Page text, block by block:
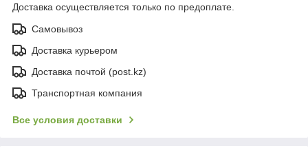
Доставка осуществляется только по предоплате.
Самовывоз
Доставка курьером
Доставка почтой (post.kz)
Транспортная компания
Все условия доставки